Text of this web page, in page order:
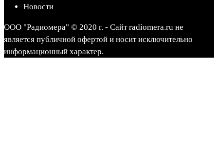
Новости
ООО "Радиомера" © 2020 г. - Сайт radiomera.ru не
является публичной офертой и носит исключительно
информационный характер.